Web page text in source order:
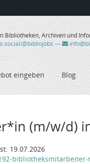
Bibliotheken, Archiven und
@bibliojobs —
eingeben Blog
(m/w/d)
19.07.2026
bibliotheksmitarbeiter-